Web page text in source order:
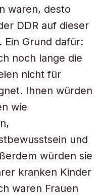
waren, desto
DDR auf dieser
Ein Grund dafür:
noch lange die
nicht für
Ihnen würden
wie
und
würden sie
kranken Kinder
waren Frauen